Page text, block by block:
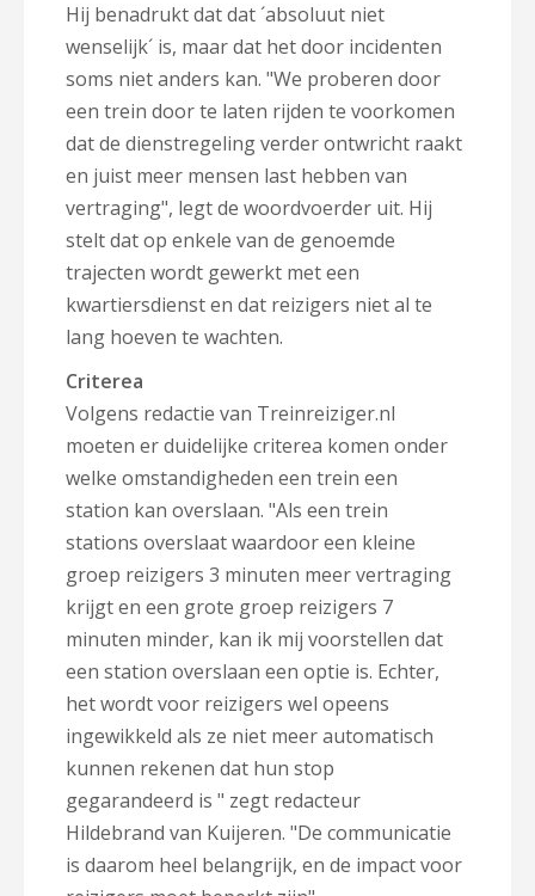
Hij benadrukt dat dat ´absoluut niet
wenselijk´ is, maar dat het door incidenten
soms niet anders kan. "We proberen door
een trein door te laten rijden te voorkomen
dat de dienstregeling verder ontwricht raakt
en juist meer mensen last hebben van
vertraging", legt de woordvoerder uit. Hij
stelt dat op enkele van de genoemde
trajecten wordt gewerkt met een
kwartiersdienst en dat reizigers niet al te
lang hoeven te wachten.
Criterea
Volgens redactie van Treinreiziger.nl
moeten er duidelijke criterea komen onder
welke omstandigheden een trein een
station kan overslaan. "Als een trein
stations overslaat waardoor een kleine
groep reizigers 3 minuten meer vertraging
krijgt en een grote groep reizigers 7
minuten minder, kan ik mij voorstellen dat
een station overslaan een optie is. Echter,
het wordt voor reizigers wel opeens
ingewikkeld als ze niet meer automatisch
kunnen rekenen dat hun stop
gegarandeerd is " zegt redacteur
Hildebrand van Kuijeren. "De communicatie
is daarom heel belangrijk, en de impact voor